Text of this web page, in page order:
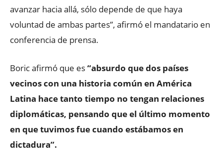
avanzar hacia allá, sólo depende de que haya
voluntad de ambas partes”, afirmó el mandatario en
conferencia de prensa.
Boric afirmó que es“absurdo que dos países
vecinos con una historia común en América
Latina hace tanto tiempo no tengan relaciones
diplomáticas, pensando que el último momento
en que tuvimos fue cuando estábamos en
dictadura”.